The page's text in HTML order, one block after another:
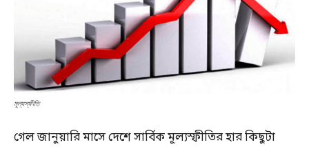
মূল্যস্ফীতি
গেল জানুয়ারি মাসে দেশে সার্বিক মূল্যস্ফীতির হার কিছুটা